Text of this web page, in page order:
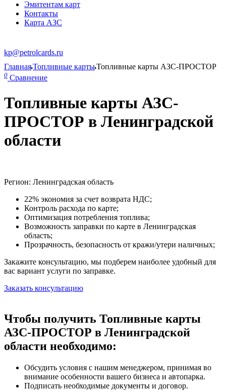
Эмитентам карт
Контакты
Карта АЗС
kp@petrolcards.ru
ГлавнаяТопливные картыТопливные карты АЗС-ПРОСТОР
0 Сравнение
Топливные карты АЗС-
ПРОСТОР в Ленинградской
области
Регион: Ленинградская область
22% экономия за счет возврата НДС;
Контроль расхода по карте;
Оптимизация потребления топлива;
Возможность заправки по карте в Ленинградская
область;
Прозрачность, безопасность от кражи/утери наличных;
Закажите консультацию, мы подберем наиболее удобный для
вас вариант услуги по заправке.
Заказать консультацию
Чтобы получить Топливные карты
АЗС-ПРОСТОР в Ленинградской
области необходимо:
Обсудить условия с нашим менеджером, принимая во
внимание особенности вашего бизнеса и автопарка.
Подписать необходимые документы и договор.